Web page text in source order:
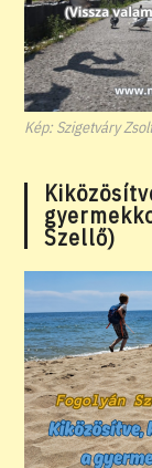
Kép: Szigetváry
Szellő)